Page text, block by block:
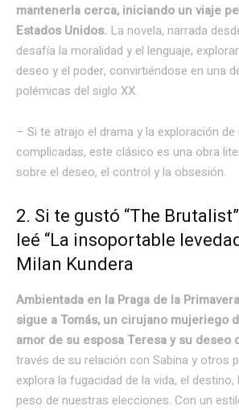
mantenerla cerca, iniciando un viaje
Estados Unidos. La novela, narrada
desafía la moralidad y el lenguaje,
deseo y el poder, convirtiéndose en una
polémicas del siglo XX.
– Si te atrajo el drama y la exploración
complicadas, este clásico es una obra
sobre el deseo, el control y la obsesión.
2. Si te gustó “The
leé “La insoportable
Milan Kundera
Ambientada en la Praga de la
sigue a Tomás, un cirujano mujeriego
amor de su esposa Teresa y su deseo
través de su relación con Sabina y otros
explora la fugacidad de la vida, el
peso de nuestras elecciones. Con un